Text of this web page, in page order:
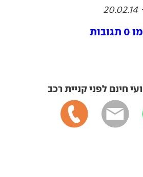
חינם לפני קניית רכב